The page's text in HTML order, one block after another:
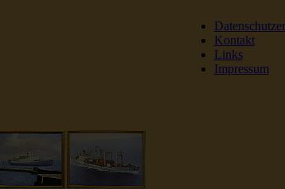
Kontakt
Links
Impressum